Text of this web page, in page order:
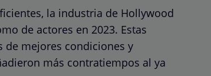
la industria de Hollywood
de actores en 2023. Estas
de mejores condiciones y
más contratiempos al ya